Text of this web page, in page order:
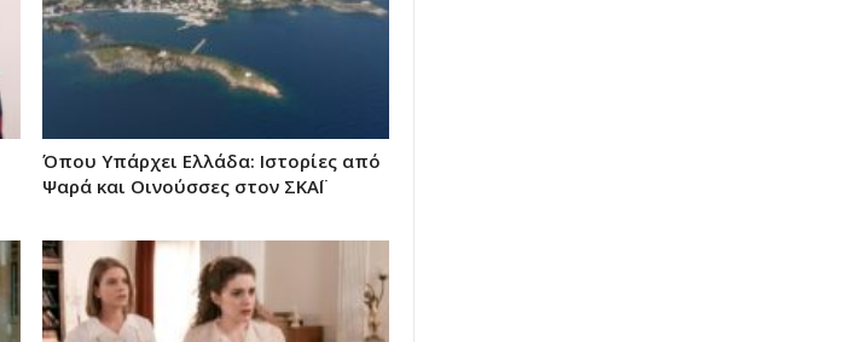
Όπου Υπάρχει Ελλάδα: Ιστορίες από
Ψαρά και Οινούσσες στον ΣΚΑΪ